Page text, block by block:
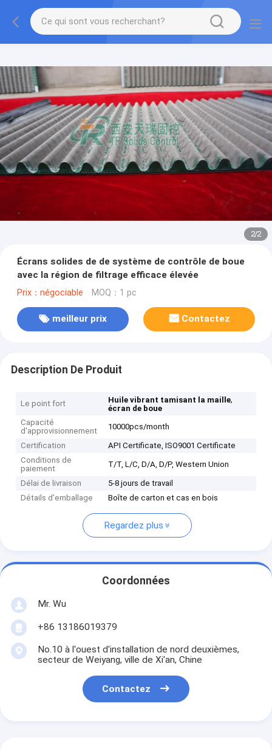
2/2
Écrans solides de de système de contrôle de boue
avec la région de filtrage efficace élevée
Prix：négociable MOQ：1 pc
meilleur prix Contactez
Description De Produit
Le point fort Huile vibrant tamisant la maille,
écran de boue
Capacité
d'approvisionnement
10000pcs/month
Certification
API Certificate, ISO9001 Certificate
Conditions de
paiement
T/T, L/C, D/A, D/P, Western Union
Délai de livraison
5-8 jours de travail
Détails d'emballage
Boîte de carton et cas en bois
Regardez plus
Coordonnées
Mr. Wu
+86 13186019379
No.10 à l'ouest d'installation de nord deuxièmes,
secteur de Weiyang, ville de Xi'an, Chine
Contactez